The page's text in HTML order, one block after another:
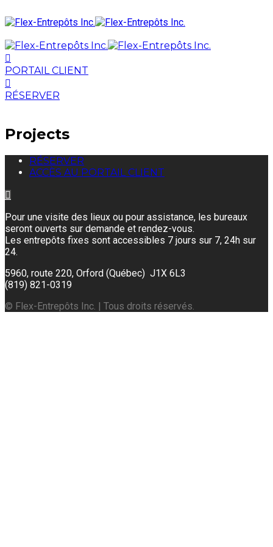
PORTAIL CLIENT
RÉSERVER
Projects
RÉSERVER
ACCÈS AU PORTAIL CLIENT
Pour une visite des lieux ou pour assistance, les bureaux
seront ouverts sur demande et rendez-vous.
Les entrepôts fixes sont accessibles 7 jours sur 7, 24h sur
24.
5960, route 220, Orford (Québec) J1X 6L3
(819) 821-0319
© Flex-Entrepôts Inc. | Tous droits réservés.